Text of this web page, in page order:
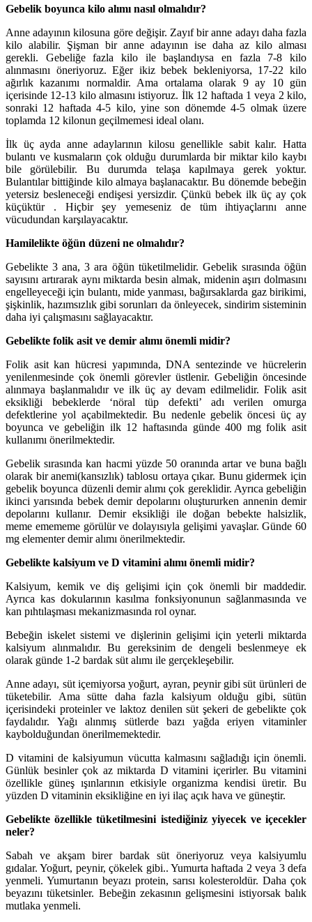
Gebelik boyunca kilo alımı nasıl olmalıdır?
Anne adayının kilosuna göre değişir. Zayıf bir anne adayı daha fazla
kilo alabilir. Şişman bir anne adayının ise daha az kilo alması
gerekli. Gebeliğe fazla kilo ile başlandıysa en fazla 7-8 kilo
alınmasını öneriyoruz. Eğer ikiz bebek bekleniyorsa, 17-22 kilo
ağırlık kazanımı normaldir. Ama ortalama olarak 9 ay 10 gün
içerisinde 12-13 kilo almasını istiyoruz. İlk 12 haftada 1 veya 2 kilo,
sonraki 12 haftada 4-5 kilo, yine son dönemde 4-5 olmak üzere
toplamda 12 kilonun geçilmemesi ideal olanı.
İlk üç ayda anne adaylarının kilosu genellikle sabit kalır. Hatta
bulantı ve kusmaların çok olduğu durumlarda bir miktar kilo kaybı
bile görülebilir. Bu durumda telaşa kapılmaya gerek yoktur.
Bulantılar bittiğinde kilo almaya başlanacaktır. Bu dönemde bebeğin
yetersiz besleneceği endişesi yersizdir. Çünkü bebek ilk üç ay çok
küçüktür . Hiçbir şey yemeseniz de tüm ihtiyaçlarını anne
vücudundan karşılayacaktır.
Hamilelikte öğün düzeni ne olmalıdır?
Gebelikte 3 ana, 3 ara öğün tüketilmelidir. Gebelik sırasında öğün
sayısını artırarak aynı miktarda besin almak, midenin aşırı dolmasını
engelleyeceği için bulantı, mide yanması, bağırsaklarda gaz birikimi,
şişkinlik, hazımsızlık gibi sorunları da önleyecek, sindirim sisteminin
daha iyi çalışmasını sağlayacaktır.
Gebelikte folik asit ve demir alımı önemli midir?
Folik asit kan hücresi yapımında, DNA sentezinde ve hücrelerin
yenilenmesinde çok önemli görevler üstlenir. Gebeliğin öncesinde
alınmaya başlanmalıdır ve ilk üç ay devam edilmelidir. Folik asit
eksikliği bebeklerde ‘nöral tüp defekti’ adı verilen omurga
defektlerine yol açabilmektedir. Bu nedenle gebelik öncesi üç ay
boyunca ve gebeliğin ilk 12 haftasında günde 400 mg folik asit
kullanımı önerilmektedir.
Gebelik sırasında kan hacmi yüzde 50 oranında artar ve buna bağlı
olarak bir anemi(kansızlık) tablosu ortaya çıkar. Bunu gidermek için
gebelik boyunca düzenli demir alımı çok gereklidir. Ayrıca gebeliğin
ikinci yarısında bebek demir depolarını oluştururken annenin demir
depolarını kullanır. Demir eksikliği ile doğan bebekte halsizlik,
meme emememe görülür ve dolayısıyla gelişimi yavaşlar. Günde 60
mg elementer demir alımı önerilmektedir.
Gebelikte kalsiyum ve D vitamini alımı önemli midir?
Kalsiyum, kemik ve diş gelişimi için çok önemli bir maddedir.
Ayrıca kas dokularının kasılma fonksiyonunun sağlanmasında ve
kan pıhtılaşması mekanizmasında rol oynar.
Bebeğin iskelet sistemi ve dişlerinin gelişimi için yeterli miktarda
kalsiyum alınmalıdır. Bu gereksinim de dengeli beslenmeye ek
olarak günde 1-2 bardak süt alımı ile gerçekleşebilir.
Anne adayı, süt içemiyorsa yoğurt, ayran, peynir gibi süt ürünleri de
tüketebilir. Ama sütte daha fazla kalsiyum olduğu gibi, sütün
içerisindeki proteinler ve laktoz denilen süt şekeri de gebelikte çok
faydalıdır. Yağı alınmış sütlerde bazı yağda eriyen vitaminler
kaybolduğundan önerilmemektedir.
D vitamini de kalsiyumun vücutta kalmasını sağladığı için önemli.
Günlük besinler çok az miktarda D vitamini içerirler. Bu vitamini
özellikle güneş ışınlarının etkisiyle organizma kendisi üretir. Bu
yüzden D vitaminin eksikliğine en iyi ilaç açık hava ve güneştir.
Gebelikte özellikle tüketilmesini istediğiniz yiyecek ve içecekler
neler?
Sabah ve akşam birer bardak süt öneriyoruz veya kalsiyumlu
gıdalar. Yoğurt, peynir, çökelek gibi.. Yumurta haftada 2 veya 3 defa
yenmeli. Yumurtanın beyazı protein, sarısı kolesteroldür. Daha çok
beyazını tüketsinler. Bebeğin zekasının gelişmesini istiyorsak balık
mutlaka yenmeli.